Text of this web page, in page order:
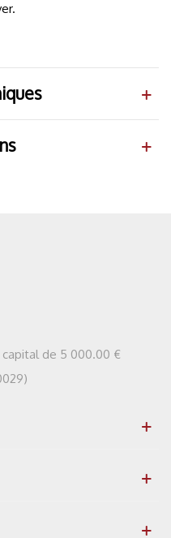
capital de 5 000.00 €